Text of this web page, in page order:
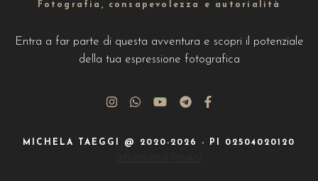
Fotografia, consapevolezza e autorialità
Entra a far parte di questa avventura e scopri il potenziale
della tua espressione fotografica
MICHELA TAEGGI @ 2020-2026 - PI 02504020120